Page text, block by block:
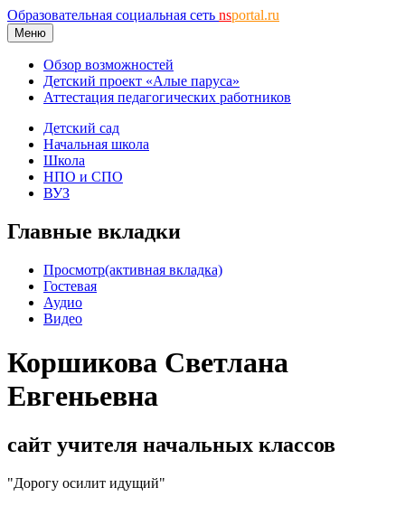
Образовательная социальная сеть nsportal.ru
Меню
Обзор возможностей
Детский проект «Алые паруса»
Аттестация педагогических работников
Детский сад
Начальная школа
Школа
НПО и СПО
ВУЗ
Главные вкладки
Просмотр(активная вкладка)
Гостевая
Аудио
Видео
Коршикова Светлана
Евгеньевна
сайт учителя начальных классов
"Дорогу осилит идущий"